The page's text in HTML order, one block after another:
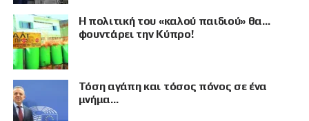
Η πολιτική του «καλού παιδιού» θα…
φουντάρει την Κύπρο!
Τόση αγάπη και τόσος πόνος σε ένα
μνήμα…